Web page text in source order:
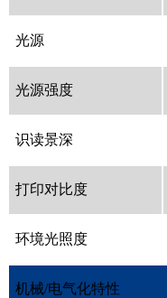
光源
光源强度
识读景深
打印对比度
环境光照度
机械/电气化特性